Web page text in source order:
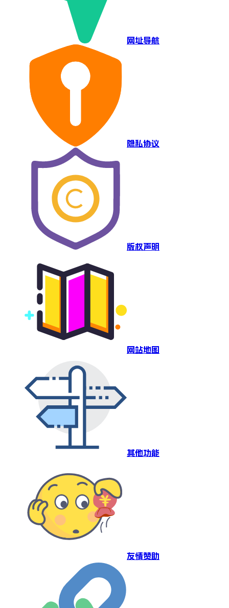
网址导航
隐私协议
版权声明
网站地图
其他功能
友情赞助